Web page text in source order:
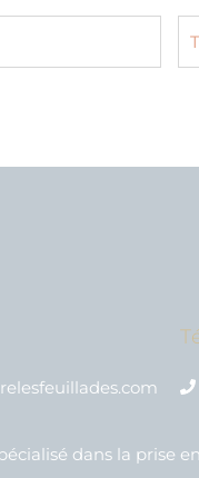
dans la prise